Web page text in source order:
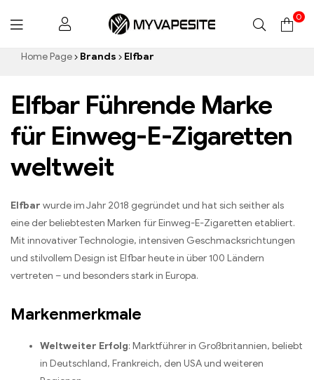
Myvapesite.de
0
Home Page Brands Elfbar
Elfbar Führende Marke
für Einweg-E-Zigaretten
weltweit
Elfbar wurde im Jahr 2018 gegründet und hat sich seither als
eine der beliebtesten Marken für Einweg-E-Zigaretten etabliert.
Mit innovativer Technologie, intensiven Geschmacksrichtungen
und stilvollem Design ist Elfbar heute in über 100 Ländern
vertreten – und besonders stark in Europa.
Markenmerkmale
Weltweiter Erfolg: Marktführer in Großbritannien, beliebt
in Deutschland, Frankreich, den USA und weiteren